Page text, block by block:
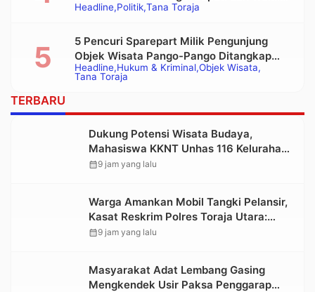
Headline Politik Tana Toraja
Bupati Tana Toraja Terpilih
Headline Hukum & Kriminal Objek Wisata
Tana Toraja
5 Pencuri Sparepart Milik Pengunjung
Objek Wisata Pango-Pango Ditangkap
Polisi
TERBARU
Dukung Potensi Wisata Budaya,
Mahasiswa KKNT Unhas 116 Kelurahan
Nonongan Utara Pasang Papan
calendar_month9 jam yang lalu
Warga Amankan Mobil Tangki Pelansir,
Kasat Reskrim Polres Toraja Utara:
Proses Hukum Berjalan Transparan
calendar_month9 jam yang lalu
Masyarakat Adat Lembang Gasing
Mengkendek Usir Paksa Penggarap